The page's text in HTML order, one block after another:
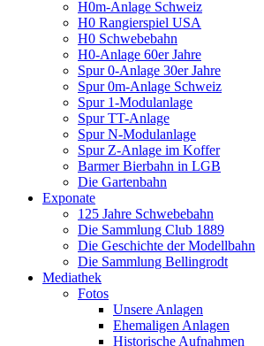
H0m-Anlage Schweiz
H0 Rangierspiel USA
H0 Schwebebahn
H0-Anlage 60er Jahre
Spur 0-Anlage 30er Jahre
Spur 0m-Anlage Schweiz
Spur 1-Modulanlage
Spur TT-Anlage
Spur N-Modulanlage
Spur Z-Anlage im Koffer
Barmer Bierbahn in LGB
Die Gartenbahn
Exponate
125 Jahre Schwebebahn
Die Sammlung Club 1889
Die Geschichte der Modellbahn
Die Sammlung Bellingrodt
Mediathek
Fotos
Unsere Anlagen
Ehemaligen Anlagen
Historische Aufnahmen